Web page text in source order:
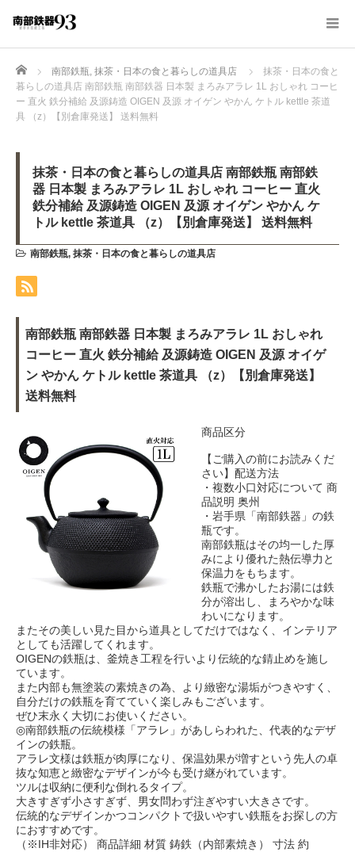
Home 南部鉄瓶, 抹茶・日本の食と暮らしの道具店
抹茶・日本の食と
暮らしの道具店 南部鉄瓶 南部鉄器 日本製 まろみアラレ 1L おしゃれ コーヒ
ー 直火 鉄分補給 及源鋳造 OIGEN 及源 オイゲン やかん ケトル kettle 茶道
具 （z）【別倉庫発送】 送料無料
抹茶・日本の食と暮らしの道具店 南部鉄瓶 南部鉄
器 日本製 まろみアラレ 1L おしゃれ コーヒー 直火
鉄分補給 及源鋳造 OIGEN 及源 オイゲン やかん ケ
トル kettle 茶道具 （z）【別倉庫発送】 送料無料
南部鉄瓶, 抹茶・日本の食と暮らしの道具店
南部鉄瓶 南部鉄器 日本製 まろみアラレ 1L おしゃれ
コーヒー 直火 鉄分補給 及源鋳造 OIGEN 及源 オイゲ
ン やかん ケトル kettle 茶道具 （z）【別倉庫発送】
送料無料
商品区分
【ご購入の前にお読みくだ
さい】配送方法
・複数小口対応について 商
品説明 奥州
・岩手県「南部鉄器」の鉄
瓶です。
南部鉄瓶はその均一した厚
みにより優れた熱伝導力と
保温力をもちます。
鉄瓶で沸かしたお湯には鉄
分が溶出し、まろやかな味
わいになります。
またその美しい見た目から道具としてだけではなく、インテリア
としても活躍してくれます。
OIGENの鉄瓶は、釜焼き工程を行いより伝統的な錆止めを施し
ています。
また内部も無塗装の素焼きの為、より緻密な湯垢がつきやすく、
自分だけの鉄瓶を育てていく楽しみもございます。
ぜひ末永く大切にお使いください。
◎南部鉄瓶の伝統模様「アラレ」があしらわれた、代表的なデザ
インの鉄瓶。
アラレ文様は鉄瓶が肉厚になり、保温効果が増すという先人の卓
抜な知恵と緻密なデザインが今も受け継がれています。
ツルは収納に便利な倒れるタイプ。
大きすぎず小さすぎず、男女問わず注ぎやすい大きさです。
伝統的なデザインかつコンパクトで扱いやすい鉄瓶をお探しの方
におすすめです。
（※IH非対応） 商品詳細 材質 鋳鉄（内部素焼き） 寸法 約